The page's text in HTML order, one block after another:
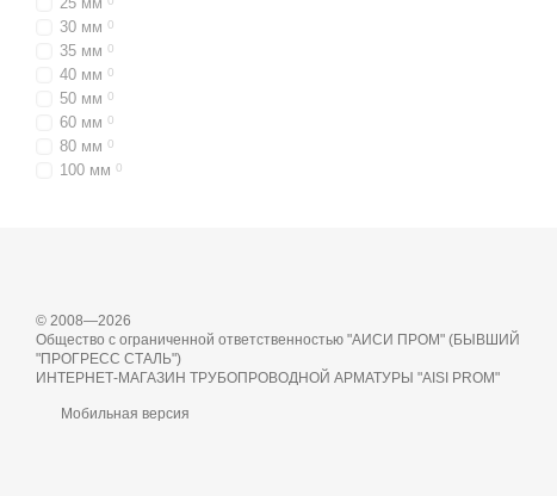
30 мм 0
35 мм 0
40 мм 0
50 мм 0
60 мм 0
80 мм 0
100 мм 0
© 2008—2026
Общество с ограниченной ответственностью "АИСИ ПРОМ" (БЫВШИЙ
"ПРОГРЕСС СТАЛЬ")
ИНТЕРНЕТ-МАГАЗИН ТРУБОПРОВОДНОЙ АРМАТУРЫ "AISI PROM"
Мобильная версия